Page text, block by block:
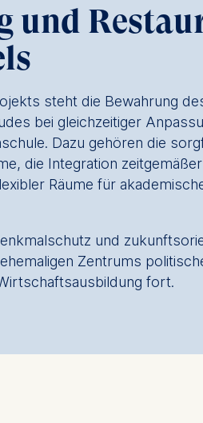
und
steht die Bewahrung
bei gleichzeitiger
Dazu gehören die
die Integration
Räume für
und
Zentrums
fort.